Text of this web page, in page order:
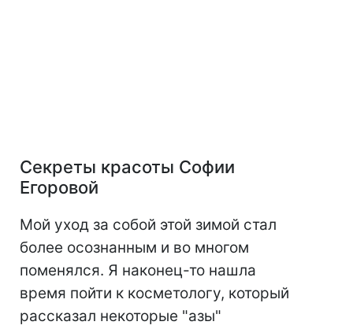
Секреты красоты Софии
Егоровой
Мой уход за собой этой зимой стал
более осознанным и во многом
поменялся. Я наконец-то нашла
время пойти к косметологу, который
рассказал некоторые "азы"